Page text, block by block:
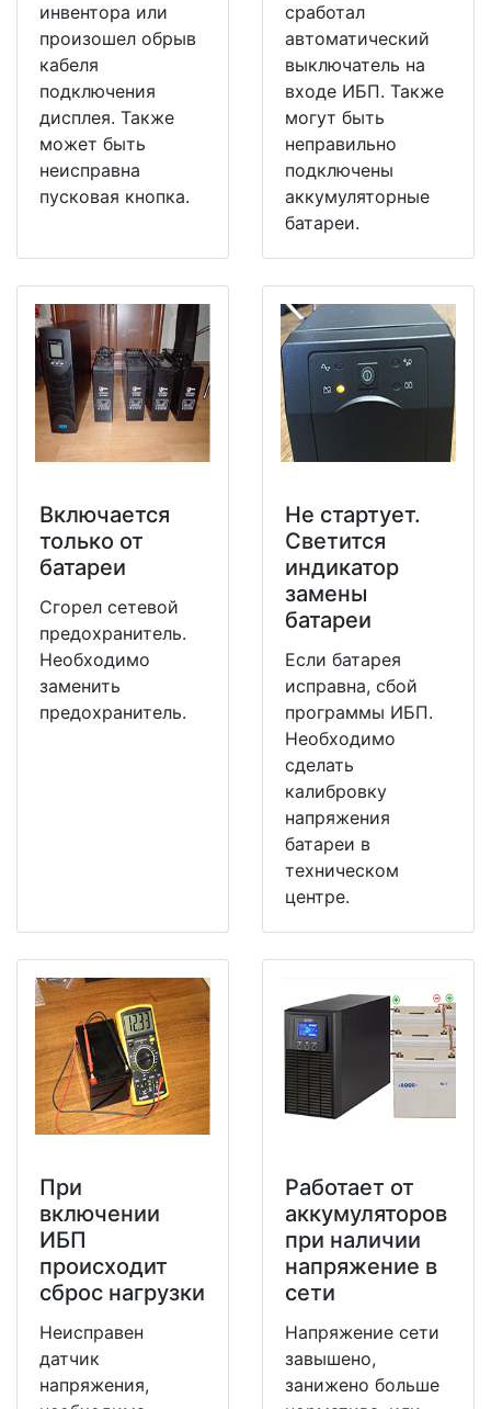
инвентора или
произошел обрыв
кабеля
подключения
дисплея. Также
может быть
неисправна
пусковая кнопка.
сработал
автоматический
выключатель на
входе ИБП. Также
могут быть
неправильно
подключены
аккумуляторные
батареи.
Включается
только от
батареи
Сгорел сетевой
предохранитель.
Необходимо
заменить
предохранитель.
Не стартует.
Светится
индикатор
замены
батареи
Если батарея
исправна, сбой
программы ИБП.
Необходимо
сделать
калибровку
напряжения
батареи в
техническом
центре.
При
включении
ИБП
происходит
сброс нагрузки
Неисправен
датчик
напряжения,
Работает от
аккумуляторов
при наличии
напряжение в
сети
Напряжение сети
завышено,
занижено больше